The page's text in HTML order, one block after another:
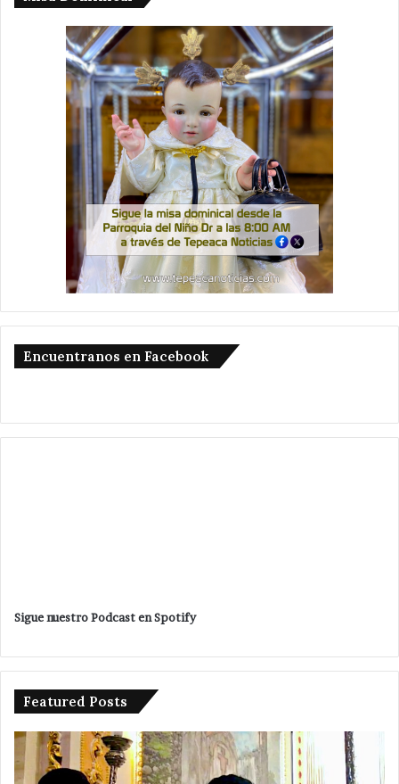
Encuentranos en Facebook
Sigue nuestro Podcast en Spotify
Featured Posts
Sin
variación
en